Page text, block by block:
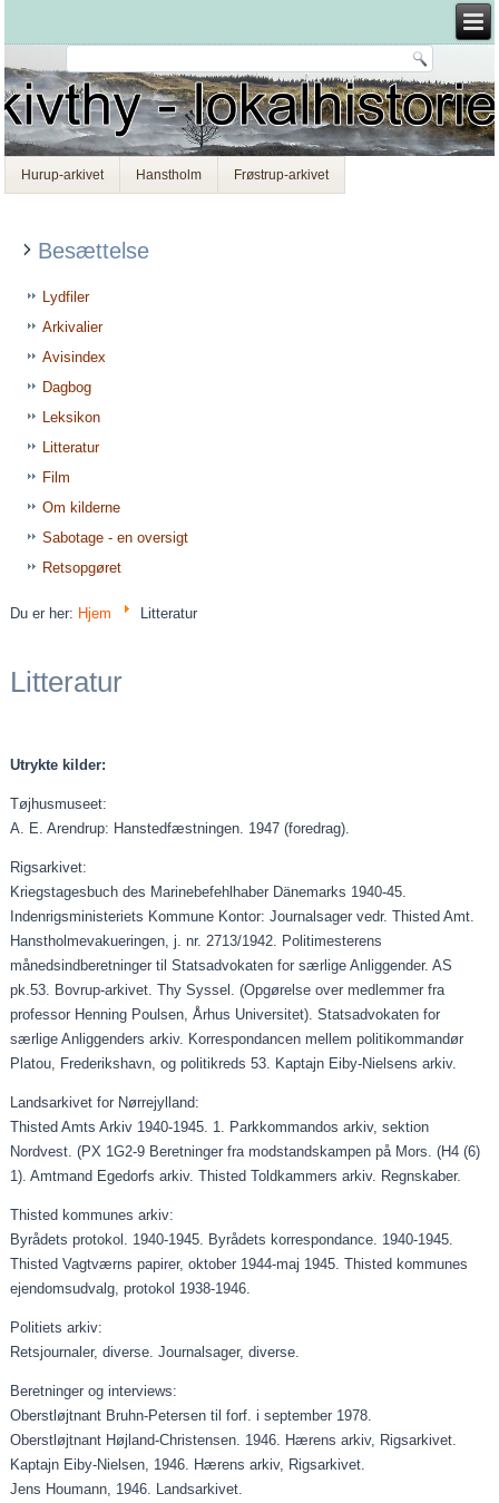
Hurup-arkivet Hanstholm Frøstrup-arkivet
Besættelse
Lydfiler
Arkivalier
Avisindex
Dagbog
Leksikon
Litteratur
Film
Om kilderne
Sabotage - en oversigt
Retsopgøret
Du er her: Hjem Litteratur
Litteratur
Utrykte kilder:
Tøjhusmuseet:
A. E. Arendrup: Hanstedfæstningen. 1947 (foredrag).
Rigsarkivet:
Kriegstagesbuch des Marinebefehlhaber Dänemarks 1940‑45.
Indenrigsministeriets Kommune Kontor: Journalsager vedr. Thisted Amt.
Hanstholmevakueringen, j. nr. 2713/1942. Politimesterens
månedsindberetninger til Statsadvokaten for særlige Anliggender. AS
pk.53. Bovrup‑arkivet. Thy Syssel. (Opgørelse over medlemmer fra
professor Henning Poulsen, Århus Universitet). Statsadvokaten for
særlige Anliggenders arkiv. Korrespondancen mellem politikommandør
Platou, Frederikshavn, og politikreds 53. Kaptajn Eiby‑Nielsens arkiv.
Landsarkivet for Nørrejylland:
Thisted Amts Arkiv 1940‑1945. 1. Parkkommandos arkiv, sektion
Nordvest. (PX 1G2‑9 Beretninger fra modstandskampen på Mors. (H4 (6)
1). Amtmand Egedorfs arkiv. Thisted Toldkammers arkiv. Regnskaber.
Thisted kommunes arkiv:
Byrådets protokol. 1940‑1945. Byrådets korrespondance. 1940‑1945.
Thisted Vagtværns papirer, oktober 1944‑maj 1945. Thisted kommunes
ejendomsudvalg, protokol 1938‑1946.
Politiets arkiv:
Retsjournaler, diverse. Journalsager, diverse.
Beretninger og interviews:
Oberstløjtnant Bruhn-Petersen til forf. i september 1978.
Oberstløjtnant Højland-Christensen. 1946. Hærens arkiv, Rigsarkivet.
Kaptajn Eiby-Nielsen, 1946. Hærens arkiv, Rigsarkivet.
Jens Houmann, 1946. Landsarkivet.